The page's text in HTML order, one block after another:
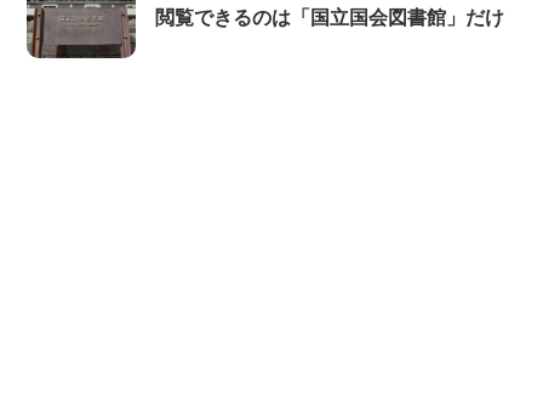
閲覧できるのは「国立国会図書館」だけ